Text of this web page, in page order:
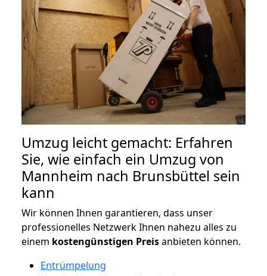
Umzug leicht gemacht: Erfahren
Sie, wie einfach ein Umzug von
Mannheim nach Brunsbüttel sein
kann
Wir können Ihnen garantieren, dass unser
professionelles Netzwerk Ihnen nahezu alles zu
einem kostengünstigen Preisanbieten können.
Entrümpelung